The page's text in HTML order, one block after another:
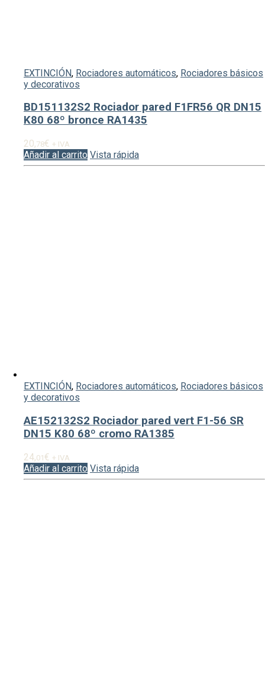
EXTINCIÓN, Rociadores automáticos, Rociadores básicos
y decorativos
BD151132S2 Rociador pared F1FR56 QR DN15
K80 68º bronce RA1435
20,78€ + IVA
Añadir al carrito Vista rápida
EXTINCIÓN, Rociadores automáticos, Rociadores básicos
y decorativos
AE152132S2 Rociador pared vert F1-56 SR
DN15 K80 68º cromo RA1385
24,01€ + IVA
Añadir al carrito Vista rápida